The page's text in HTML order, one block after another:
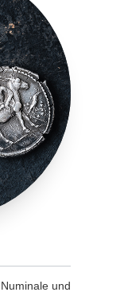
und